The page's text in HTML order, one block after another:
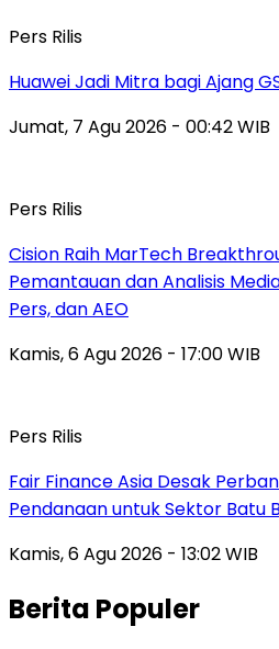
Pers Rilis
Huawei Jadi Mitra bagi Ajang
Jumat, 7 Agu 2026 - 00:42 WIB
Pers Rilis
Cision Raih MarTech
Pemantauan dan Analisis
Pers, dan AEO
Kamis, 6 Agu 2026 - 17:00 WIB
Pers Rilis
Fair Finance Asia Desak
Pendanaan untuk Sektor Batu
Kamis, 6 Agu 2026 - 13:02 WIB
Berita Populer